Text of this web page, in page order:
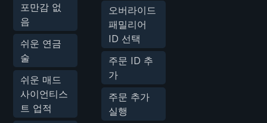
포만감 없
음
쉬운 연금
술
쉬운 매드
사이언티스
트 업적
오버라이드
패밀리어
ID 선택
주문 ID 추
가
주문 추가
실행